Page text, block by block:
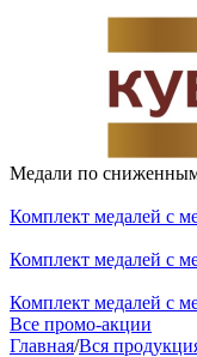
Медали по
Комплект медалей с
Комплект медалей с
Комплект медалей с
Все промо-акции
Главная/Вся